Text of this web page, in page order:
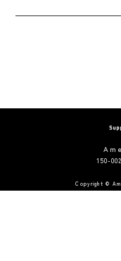
150-
Copyright ©